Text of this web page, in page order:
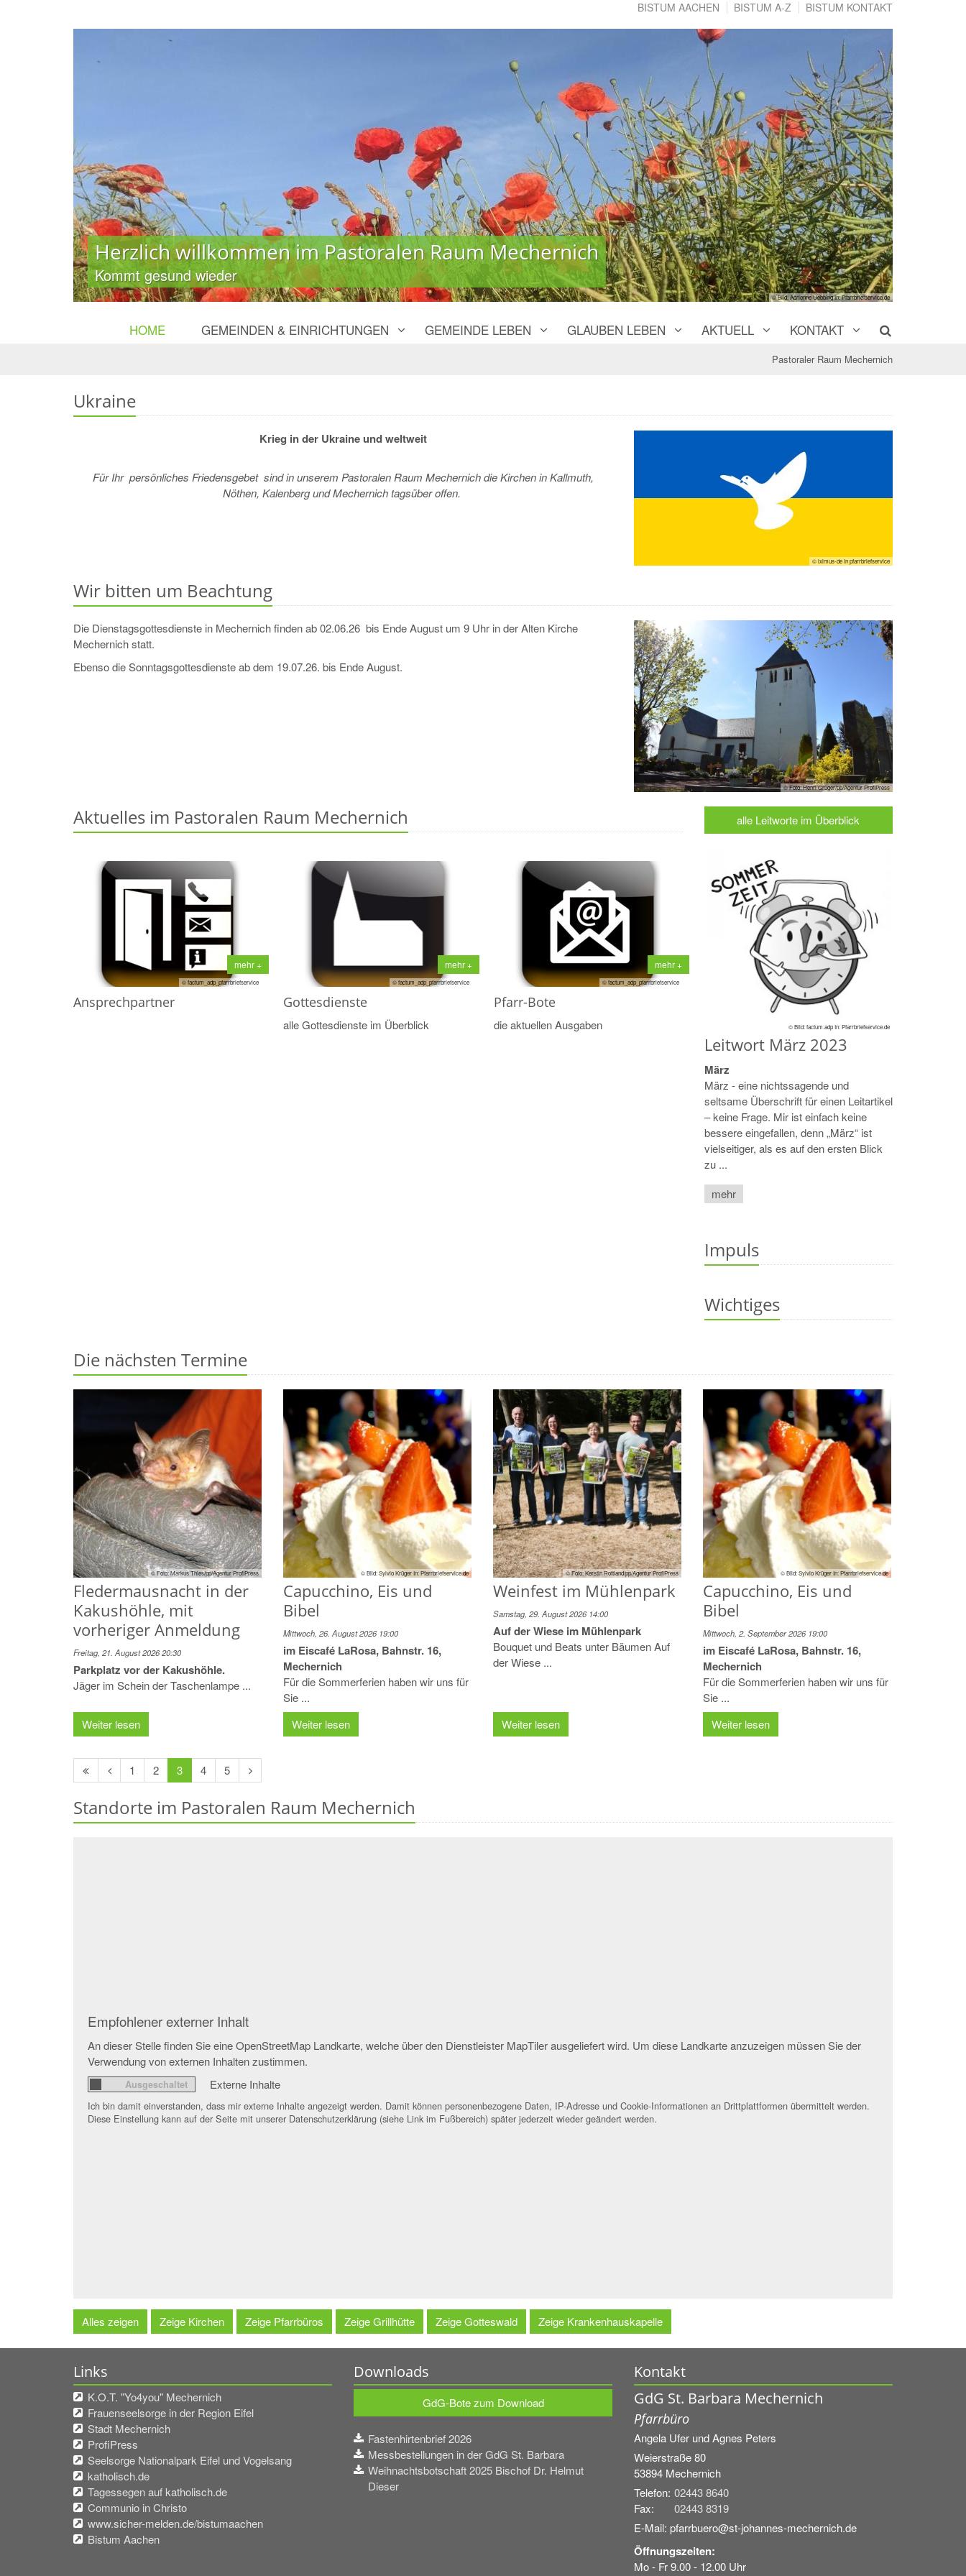
BISTUM AACHEN BISTUM A-Z BISTUM KONTAKT
© Bild: Adrienne Uebbing In: Pfarrbriefservice.de
Herzlich willkommen im Pastoralen Raum Mechernich
Kommt gesund wieder
Herzlich willkommen im Pastoralen Raum Mechernich
Kommt gesund wieder
HOME GEMEINDEN & EINRICHTUNGEN GEMEINDE LEBEN GLAUBEN LEBEN AKTUELL KONTAKT
Pastoraler Raum Mechernich
Ukraine
© iximus-de in pfarrbriefservice
Krieg in der Ukraine und weltweit
Für Ihr persönliches Friedensgebet sind in unserem Pastoralen Raum Mechernich die Kirchen in Kallmuth,
Nöthen, Kalenberg und Mechernichtagsüber offen.
Wir bitten um Beachtung
© Foto: Henri Grüger/pp/Agentur ProfiPress
Die Dienstagsgottesdienste in Mechernich finden ab 02.06.26 bis Ende August um 9 Uhr in der Alten Kirche
Mechernich statt.
Ebenso die Sonntagsgottesdienste ab dem 19.07.26. bis Ende August.
Aktuelles im Pastoralen Raum Mechernich
mehr +
© factum_adp_pfarrbriefservice
Ansprechpartner
mehr +
© factum_adp_pfarrbriefservice
Gottesdienste
alle Gottesdienste im Überblick
mehr +
© factum_adp_pfarrbriefservice
Pfarr-Bote
die aktuellen Ausgaben
alle Leitworte im Überblick
© Bild: factum.adp In: Pfarrbriefservice.de
Leitwort März 2023
März
März - eine nichtssagende und
seltsame Überschrift für einen Leitartikel
– keine Frage. Mir ist einfach keine
bessere eingefallen, denn „März“ ist
vielseitiger, als es auf den ersten Blick
zu ...
mehr
Impuls
Wichtiges
Die nächsten Termine
© Foto: Markus Thies/pp/Agentur ProfiPress
Fledermausnacht in der
Kakushöhle, mit
vorheriger Anmeldung
Freitag, 21. August 2026 20:30
Parkplatz vor der Kakushöhle.
Jäger im Schein der Taschenlampe ...
Weiter lesen
© Bild: Sylvio Krüger In: Pfarrbriefservice.de
Capucchino, Eis und
Bibel
Mittwoch, 26. August 2026 19:00
im Eiscafé LaRosa, Bahnstr. 16,
Mechernich
Für die Sommerferien haben wir uns für
Sie ...
Weiter lesen
© Foto: Kerstin Rottland/pp/Agentur ProfiPress
Weinfest im Mühlenpark
Samstag, 29. August 2026 14:00
Auf der Wiese im Mühlenpark
Bouquet und Beats unter Bäumen Auf
der Wiese ...
Weiter lesen
© Bild: Sylvio Krüger In: Pfarrbriefservice.de
Capucchino, Eis und
Bibel
Mittwoch, 2. September 2026 19:00
im Eiscafé LaRosa, Bahnstr. 16,
Mechernich
Für die Sommerferien haben wir uns für
Sie ...
Weiter lesen
Erste
Seite
Vorherige
Seite
1 2 3 4 5
Nächste
Seite
Standorte im Pastoralen Raum Mechernich
Empfohlener externer Inhalt
An dieser Stelle finden Sie eine OpenStreetMap Landkarte, welche über den Dienstleister MapTiler ausgeliefert wird. Um diese Landkarte anzuzeigen müssen Sie der
Verwendung von externen Inhalten zustimmen.
Externe Inhalte
Ich bin damit einverstanden, dass mir externe Inhalte angezeigt werden. Damit können personenbezogene Daten, IP-Adresse und Cookie-Informationen an Drittplattformen übermittelt werden.
Diese Einstellung kann auf der Seite mit unserer Datenschutzerklärung (siehe Link im Fußbereich) später jederzeit wieder geändert werden.
Alles zeigen Zeige Kirchen Zeige Pfarrbüros Zeige Grillhütte Zeige Gotteswald Zeige Krankenhauskapelle
Links
K.O.T. "Yo4you" Mechernich
Frauenseelsorge in der Region Eifel
Stadt Mechernich
ProfiPress
Seelsorge Nationalpark Eifel und Vogelsang
katholisch.de
Tagessegen auf katholisch.de
Communio in Christo
www.sicher-melden.de/bistumaachen
Bistum Aachen
Downloads
GdG-Bote zum Download
Fastenhirtenbrief 2026
Messbestellungen in der GdG St. Barbara
Weihnachtsbotschaft 2025 Bischof Dr. Helmut
Dieser
Kontakt
GdG St. Barbara Mechernich
Pfarrbüro
Angela Ufer undAgnes Peters
Weierstraße 80
53894 Mechernich
Telefon: 02443 8640
Fax:
02443 8319
E-Mail: pfarrbuero@st-johannes-mechernich.de
Öffnungszeiten:
Mo - Fr 9.00 - 12.00 Uhr